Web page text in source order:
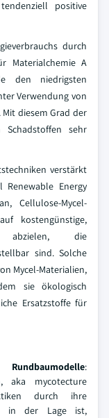
positive
durch
Materialchemie A
den niedrigsten
Verwendung von
diesem Grad der
Schadstoffen sehr
verstärkt
Energy
Cellulose-Mycel-
kostengünstige,
abzielen, die
sind. Solche
Mycel-Materialien,
sie ökologisch
Ersatzstoffe für
:
aka mycotecture
durch ihre
in der Lage ist,